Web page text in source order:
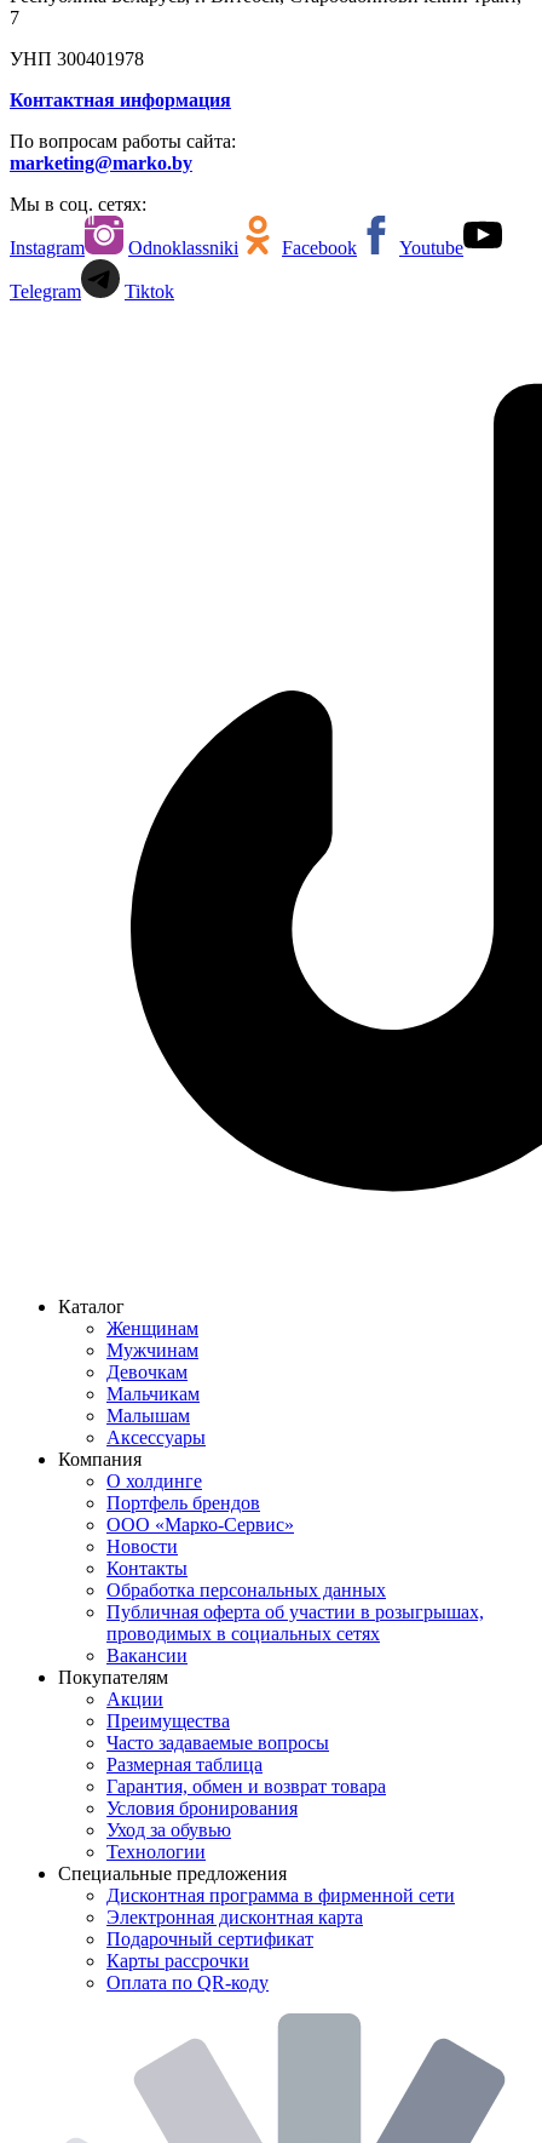
7
УНП 300401978
Контактная информация
По вопросам работы сайта:
marketing@marko.by
Мы в соц. сетях:
Instagram Odnoklassniki Facebook Youtube
Telegram Tiktok
Каталог
Женщинам
Мужчинам
Девочкам
Мальчикам
Малышам
Аксессуары
Компания
О холдинге
Портфель брендов
ООО «Марко-Сервис»
Новости
Контакты
Обработка персональных данных
Публичная оферта об участии в розыгрышах,
проводимых в социальных сетях
Вакансии
Покупателям
Акции
Преимущества
Часто задаваемые вопросы
Размерная таблица
Гарантия, обмен и возврат товара
Условия бронирования
Уход за обувью
Технологии
Специальные предложения
Дисконтная программа в фирменной сети
Электронная дисконтная карта
Подарочный сертификат
Карты рассрочки
Оплата по QR-коду